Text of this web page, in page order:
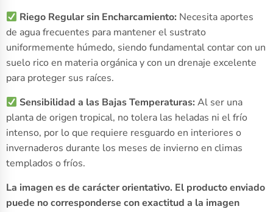
Riego Regular sin Encharcamiento: Necesita aportes
de agua frecuentes para mantener el sustrato
uniformemente húmedo, siendo fundamental contar con un
suelo rico en materia orgánica y con un drenaje excelente
para proteger sus raíces.
Sensibilidad a las Bajas Temperaturas: Al ser una
planta de origen tropical, no tolera las heladas ni el frío
intenso, por lo que requiere resguardo en interiores o
invernaderos durante los meses de invierno en climas
templados o fríos.
La imagen es de carácter orientativo. El producto enviado
puede no corresponderse con exactitud a la imagen